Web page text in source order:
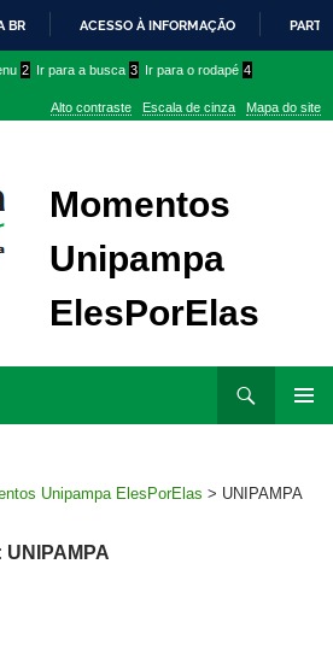
PARA
CONTEÚDO
BR ACESSO À INFORMAÇÃO
2 Ir para a busca 3 Ir para o rodapé 4
Alto contraste Escala de cinza Mapa do site
Momentos
Unipampa
ElesPorElas
Unipampa ElesPorElas > UNIPAMPA